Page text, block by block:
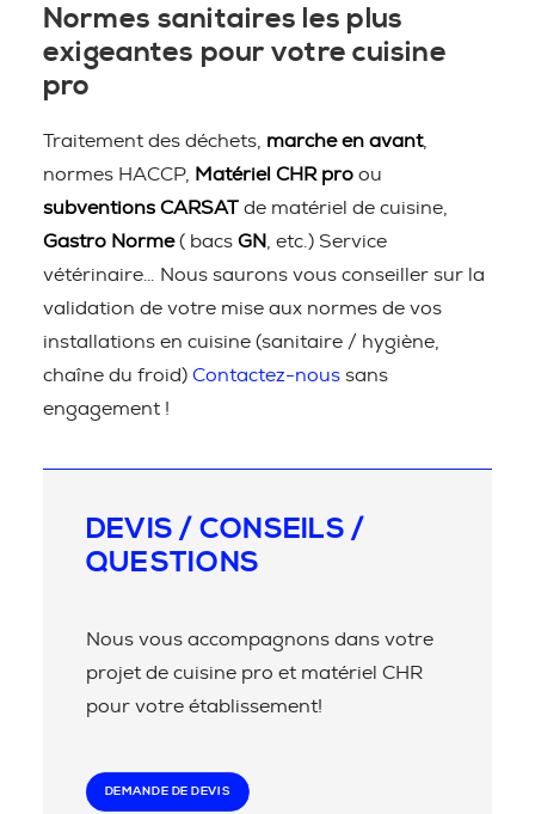
Normes sanitaires les plus
exigeantes pour votre cuisine
pro
Traitement des déchets, marche en avant,
normes HACCP,
Matériel CHR pro ou
subventions CARSAT de matériel de cuisine,
Gastro Norme( bacs GN
, etc.) Service
vétérinaire… Nous saurons vous conseiller sur la
validation de votre mise aux normes de vos
installations en cuisine (sanitaire / hygiène,
chaîne du froid) Contactez-nous sans
engagement !
DEVIS / CONSEILS /
QUESTIONS
Nous vous accompagnons dans votre
projet de cuisine pro et matériel CHR
pour votre établissement!
DEMANDE DE DEVIS